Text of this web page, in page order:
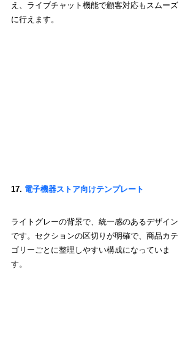
え、ライブチャット機能で顧客対応もスムーズ
に行えます。
17. 電子機器ストア向けテンプレート
ライトグレーの背景で、統一感のあるデザイン
です。セクションの区切りが明確で、商品カテ
ゴリーごとに整理しやすい構成になっていま
す。